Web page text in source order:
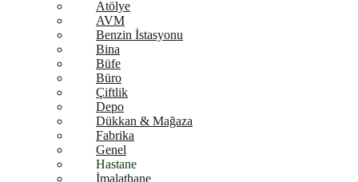
Atölye
AVM
Benzin İstasyonu
Bina
Büfe
Büro
Çiftlik
Depo
Dükkan & Mağaza
Fabrika
Genel
Hastane
İmalathane